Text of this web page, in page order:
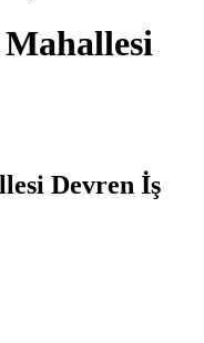
Mahallesi
Devren İş